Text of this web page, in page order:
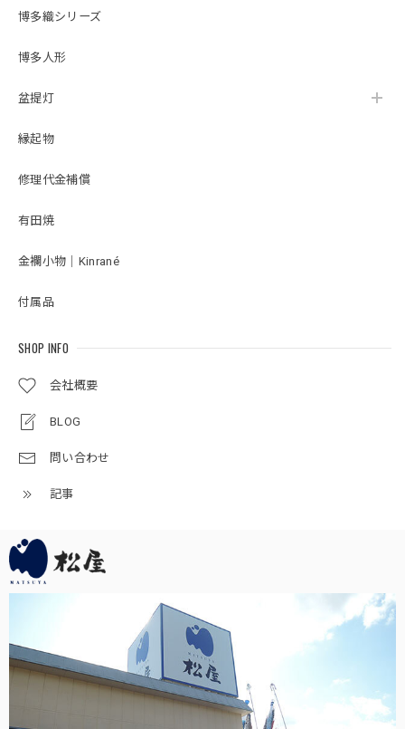
博多織シリーズ
博多人形
盆提灯
縁起物
修理代金補償
有田焼
金襴小物｜Kinrané
付属品
SHOP INFO
会社概要
BLOG
問い合わせ
記事
ネットの写真を見て購入しましたが、実際に届いてみて想像
以上に良かったです。お顔やお着物が上品で、台座のベージ
持ちになります。 コンパクトなお飾りを探していると人形
ていたのですが、松屋さんの雛人形はそういったこともなく
があってとても良かったです。 台座の屏風部分にはゴールド
こちらの台座にしてよかったと思います。
2026/02/14
たところ、子供たちが興味を持って触っていますが、アクリ
ます。素敵なお節句をお迎えください。何かお
気付きの点がござましたら、何なりとお申し付
けください。どうぞ宜しくお願い申し上げま
す。